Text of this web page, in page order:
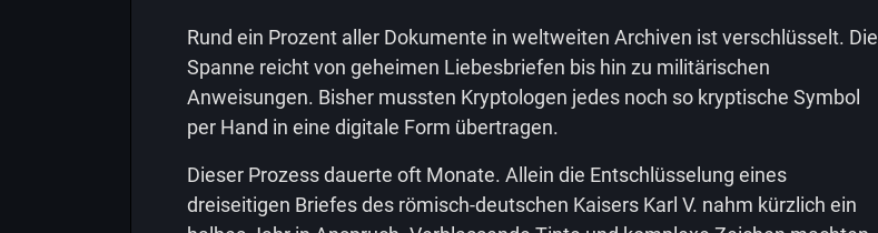
Rund ein Prozent aller Dokumente in weltweiten Archiven ist verschlüsselt. Die
Spanne reicht von geheimen Liebesbriefen bis hin zu militärischen
Anweisungen. Bisher mussten Kryptologen jedes noch so kryptische Symbol
per Hand in eine digitale Form übertragen.
Dieser Prozess dauerte oft Monate. Allein die Entschlüsselung eines
dreiseitigen Briefes des römisch-deutschen Kaisers Karl V. nahm kürzlich ein